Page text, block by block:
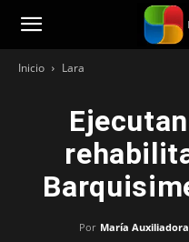
Noticias251
Inicio Lara
Por María